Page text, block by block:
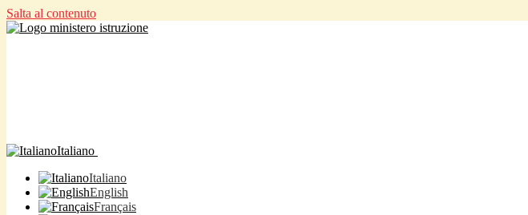
Salta al contenuto
Italiano
Italiano
English
Français